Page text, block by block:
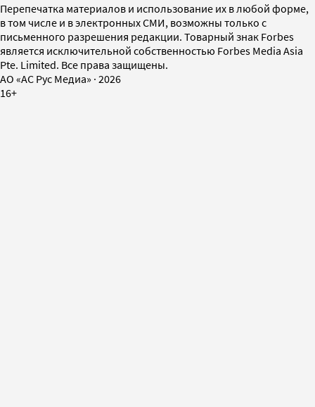
Перепечатка материалов и использование их в любой форме,
в том числе и в электронных СМИ, возможны только с
письменного разрешения редакции. Товарный знак Forbes
является исключительной собственностью Forbes Media Asia
Pte. Limited. Все права защищены.
AO «АС Рус Медиа» · 2026
16+